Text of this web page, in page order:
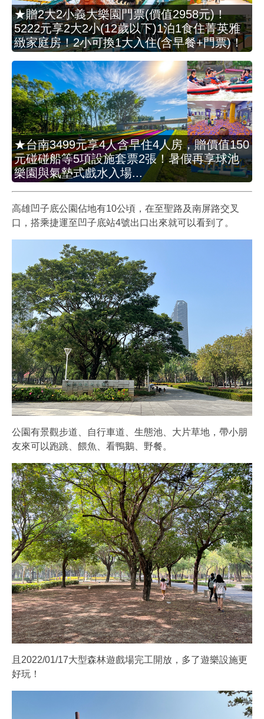
★贈2大2小義大樂園門票(價值2958元)！
5222元享2大2小(12歲以下)1泊1食住菁英雅
緻家庭房！2小可換1大入住(含早餐+門票)！
★台南3499元享4人含早住4人房，贈價值150
元碰碰船等5項設施套票2張！暑假再享球池
樂園與氣墊式戲水入場...
高雄凹子底公園佔地有10公頃，在至聖路及南屏路交叉
口，搭乘捷運至凹子底站4號出口出來就可以看到了。
公園有景觀步道、自行車道、生態池、大片草地，帶小朋
友來可以跑跳、餵魚、看鴨鵝、野餐。
且2022/01/17大型森林遊戲場完工開放，多了遊樂設施更
好玩！